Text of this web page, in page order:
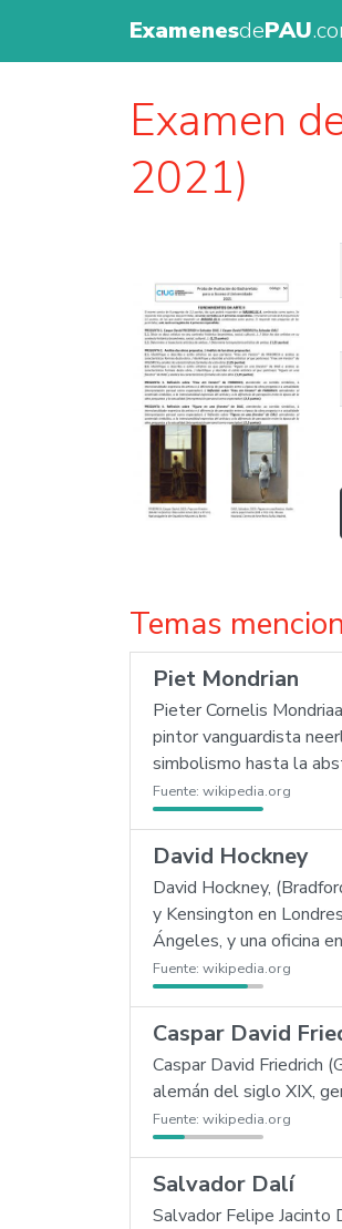
ExamenesdePAU
Examen
2021)
Temas
Piet Mondrian
Pieter Cornelis
pintor vanguardista
simbolismo hasta la
Fuente: wikipedia.org
David Hockney
David Hockney,
y Kensington en
Ángeles, y una oficina
Fuente: wikipedia.org
Caspar David
Caspar David Friedrich
alemán del siglo XIX,
Fuente: wikipedia.org
Salvador Dalí
Salvador Felipe Jacinto